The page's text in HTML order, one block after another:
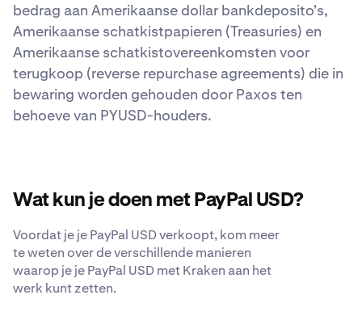
bedrag aan Amerikaanse dollar bankdeposito's,
Amerikaanse schatkistpapieren (Treasuries) en
Amerikaanse schatkistovereenkomsten voor
terugkoop (reverse repurchase agreements) die in
bewaring worden gehouden door Paxos ten
behoeve van PYUSD-houders.
Wat kun je doen met PayPal USD?
Voordat je je PayPal USD verkoopt, kom meer
te weten over de verschillende manieren
waarop je je PayPal USD met Kraken aan het
werk kunt zetten.